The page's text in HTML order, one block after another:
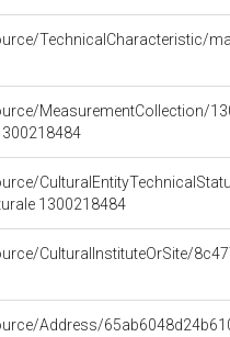
TechnicalCharacteristic/
MeasurementCollection/
1300218484
CulturalInstituteOrSite/
Address/